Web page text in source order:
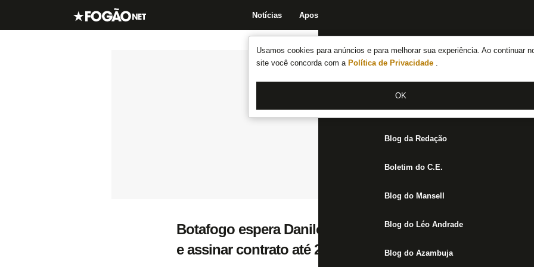
Usamos cookies para anúncios e para melhorar sua experiência. Ao continuar
site você concorda com a Política de Privacidade .
OK
Notícias Apostas
Notícias do Botafogo
Fórum
Jogos
Blog da Redação
Boletim do C.E.
Blog do Mansell
Blog do Léo Andrade
Blog do Azambuja
Botafogo espera Danilo Barbosa na próxima semana para
e assinar contrato até 2025